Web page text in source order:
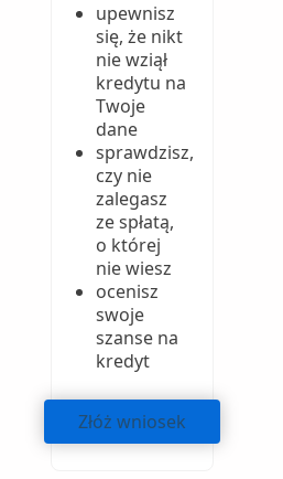
upewnisz
się, że nikt
nie wziął
kredytu na
Twoje
dane
sprawdzisz,
czy nie
zalegasz
ze spłatą,
o której
nie wiesz
ocenisz
swoje
szanse na
kredyt
Złóż wniosek